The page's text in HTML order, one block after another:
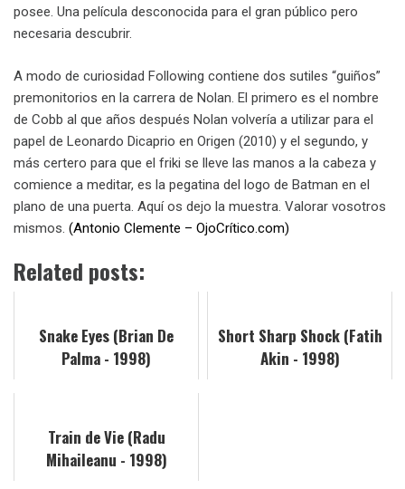
posee. Una película desconocida para el gran público pero
necesaria descubrir.
A modo de curiosidad Following contiene dos sutiles “guiños”
premonitorios en la carrera de Nolan. El primero es el nombre
de Cobb al que años después Nolan volvería a utilizar para el
papel de Leonardo Dicaprio en Origen (2010) y el segundo, y
más certero para que el friki se lleve las manos a la cabeza y
comience a meditar, es la pegatina del logo de Batman en el
plano de una puerta. Aquí os dejo la muestra. Valorar vosotros
mismos. (Antonio Clemente – OjoCrítico.com)
Related posts:
Snake Eyes (Brian De
Palma - 1998)
Short Sharp Shock (Fatih
Akin - 1998)
Train de Vie (Radu
Mihaileanu - 1998)